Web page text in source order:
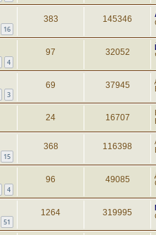
16
383 145346
4
97 32052
3
69 37945
24 16707
15
368 116398
4
96 49085
51
1264 319995